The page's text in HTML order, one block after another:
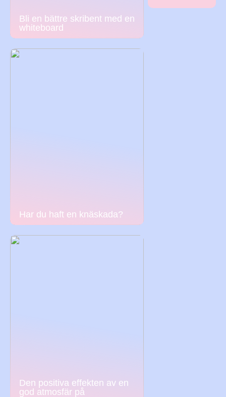
Bli en bättre skribent med en
whiteboard
Har du haft en knäskada?
Den positiva effekten av en
god atmosfär på